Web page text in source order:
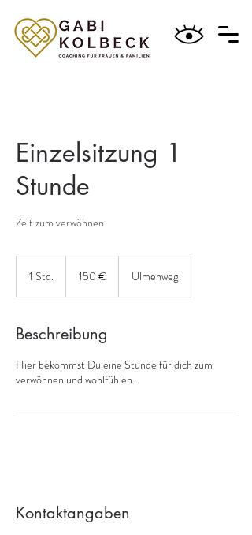
Einzelsitzung 1
Stunde
Zeit zum verwöhnen
1 Std. 150 € Ulmenweg
Beschreibung
Hier bekommst Du eine Stunde für dich zum
verwöhnen und wohlfühlen.
Kontaktangaben